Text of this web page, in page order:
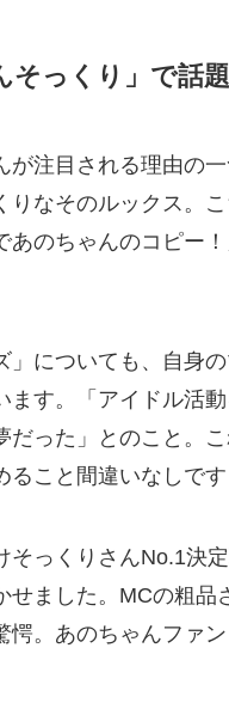
そっくり」で話題
が注目される理由の
りなそのルックス。
あのちゃんのコピー
」についても、自身
ます。「アイドル活
だった」とのこと。
ること間違いなしです
そっくりさんNo.1決
せました。MCの粗品
愕。あのちゃんファ